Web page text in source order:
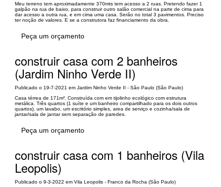
Meu terreno tem aproximadamente 370mts tem acesso a 2 ruas. Pretendo fazer 1
galpão na rua de baixo, para construir outro salão comercial na parte de cima para
dar acesso a outra rua, e em cima uma casa. Serão no total 3 pavimentos. Preciso
ter noção de valores. E se a construtora faz financiamento da obra.
Peça um orçamento
construir casa com 2 banheiros
(Jardim Ninho Verde II)
Publicado o 19-7-2021 em Jardim Ninho Verde II - São Paulo (São Paulo)
Casa térrea de 171m². Construída com em tijolinho ecológico com estrutura
metálica. Três quartos (1 suíte e um banheiro compartilhado para os dois outros
quartos), um lavabo, um escritório simples, area de serviço e cozinha/sala de
jantar/sala de jantar sem separação de paredes.
Peça um orçamento
construir casa com 1 banheiros (Vila
Leopolis)
Publicado o 9-3-2022 em Vila Leopolis - Franco da Rocha (São Paulo)